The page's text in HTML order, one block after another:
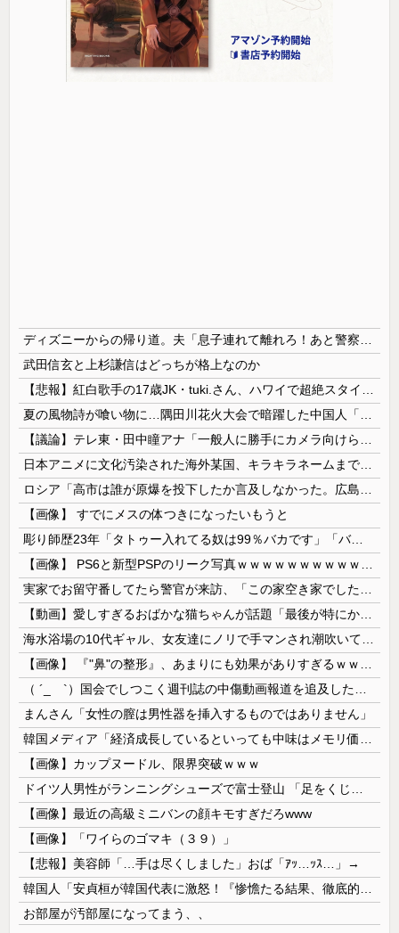
武田信玄と上杉謙信はどっちが格上なのか
【画像】 すでにメスの体つきになったいもうと
彫り師歴23年「タトゥー入れてる奴は99％バカです」「バカは5000円が好き」無断キャンセル、挨拶できない、金がない…客層をぶっちゃけ
まんさん「女性の膣は男性器を挿入するものではありません」
【画像】カップヌードル、限界突破ｗｗｗ
【画像】最近の高級ミニバンの顔キモすぎだろwww
【画像】「ワイらのゴマキ（３９）」
【悲報】美容師「…手は尽くしました」おば「ｱｯ…ｯｽ…」→
お部屋が汚部屋になってまう、、